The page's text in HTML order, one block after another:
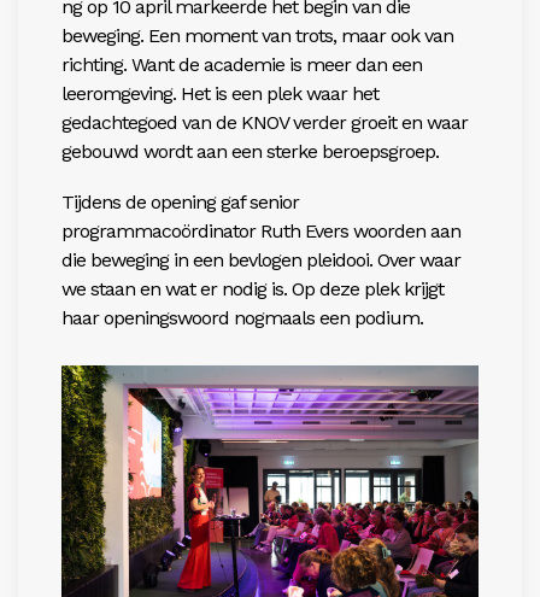
ng op 10 april markeerde het begin van die
beweging. Een moment van trots, maar ook van
richting. Want de academie is meer dan een
leeromgeving. Het is een plek waar het
gedachtegoed van de KNOV verder groeit en waar
gebouwd wordt aan een sterke beroepsgroep.
Tijdens de opening gaf senior
programmacoördinator Ruth Evers woorden aan
die beweging in een bevlogen pleidooi. Over waar
we staan en wat er nodig is. Op deze plek krijgt
haar openingswoord nogmaals een podium.